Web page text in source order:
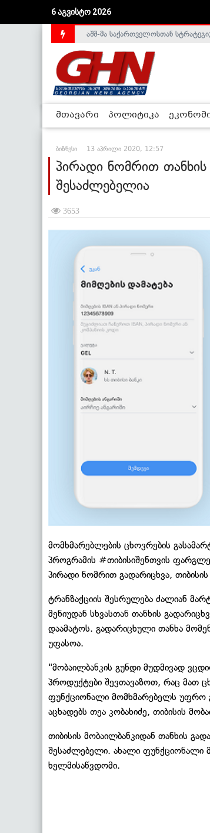
6 აგვისტო 2026
საქართველოს დე-ფაქტო მთავრობა
აშშ-მა საქართველოსთან
მთავარი პოლიტიკა
ბიზნესი 13 აპრილი 2020, 12:57
პირადი ნომრით თანხის
შესაძლებელია
3653
მომხმარებლების ცხოვრების
პროგრამის #თიბისიშენთვის
პირადი ნომრით გადარიცხვა, თიბისის
ტრანზაქციის შესრულება ძალიან
მენიუდან სხვასთან თანხის
დაამატოს. გადარიცხული თანხა
უფასოა.
"მობაილბანკის გუნდი მუდმივად
პროდუქტები შევთავაზოთ, რაც მათ
ფუნქციონალი მომხმარებელს უფრო
აცხადებს თეა კობახიძე, თიბისის
თიბისის მობაილბანკიდან თანხის
შესაძლებელი. ახალი ფუნქციონალი
ხელმისაწვდომი.